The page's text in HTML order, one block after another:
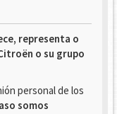
representa o
o su grupo
personal de los
somos